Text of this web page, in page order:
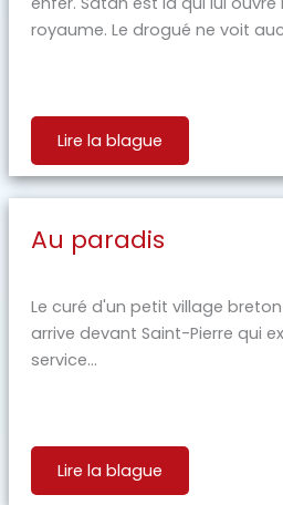
royaume. Le drogué ne voit
Lire la blague
Au paradis
Le curé d'un petit village
arrive devant Saint-Pierre qui
service...
Lire la blague